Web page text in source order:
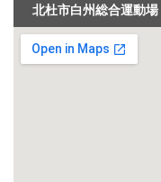
北杜市白州総合運動場